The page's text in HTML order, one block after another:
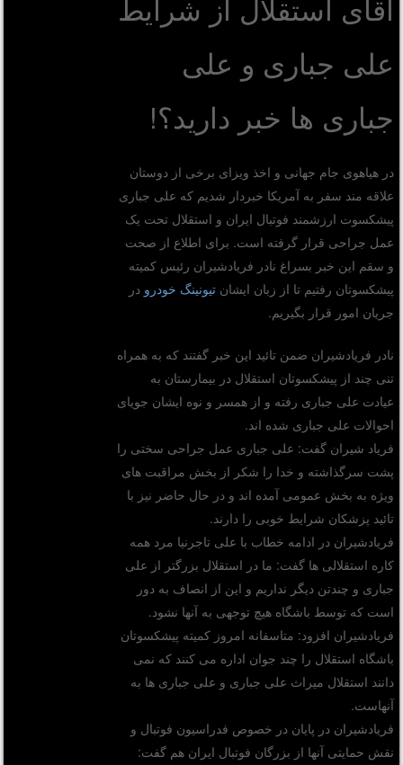
علی جباری و علی
جباری ها خبر دارید؟!
در هیاهوی جام جهانی و اخذ ویزای برخی از دوستان
علاقه مند سفر به آمریکا خبردار شدیم که علی جباری
پیشکسوت ارزشمند فوتبال ایران و استقلال تحت یک
عمل جراحی قرار گرفته است. برای اطلاع از صحت
و سقم این خبر بسراغ نادر فریادشیران رئیس کمیته
پیشکسوتان رفتیم تا از زبان ایشانتیونینگ خودرو در
جریان امور قرار بگیریم.
نادر فریادشیران ضمن تائید این خبر گفتند که به همراه
تنی چند از پیشکسوتان استقلال در بیمارستان به
عیادت علی جباری رفته و از همسر و نوه ایشان جویای
احوالات علی جباری شده اند.
فریاد شیران گفت: علی جباری عمل جراحی سختی را
پشت سرگذاشته و خدا را شکر از بخش مراقبت های
ویژه به بخش عمومی آمده اند و در حال حاضر نیز با
تائید پزشکان شرایط خوبی را دارند.
فریادشیران در ادامه خطاب با علی تاجرنیا مرد همه
کاره استقلالی ها گفت: ما در استقلال بزرگتر از علی
جباری و چندتن دیگر نداریم و این از انصاف به دور
است که توسط باشگاه هیچ توجهی به آنها نشود.
فریادشیران افزود: متاسفانه امروز کمیته پیشکسوتان
باشگاه استقلال را چند جوان اداره می کنند که نمی
دانند استقلال میراث علی جباری و علی جباری ها به
آنهاست.
فریادشیران در پایان در خصوص فدراسیون فوتبال و
نقش حمایتی آنها از بزرگان فوتبال ایران هم گفت: